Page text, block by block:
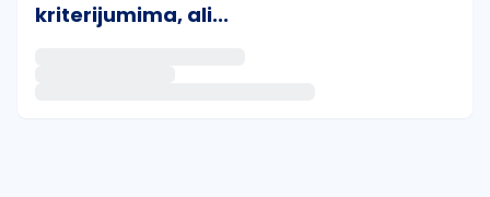
kriterijumima, ali...